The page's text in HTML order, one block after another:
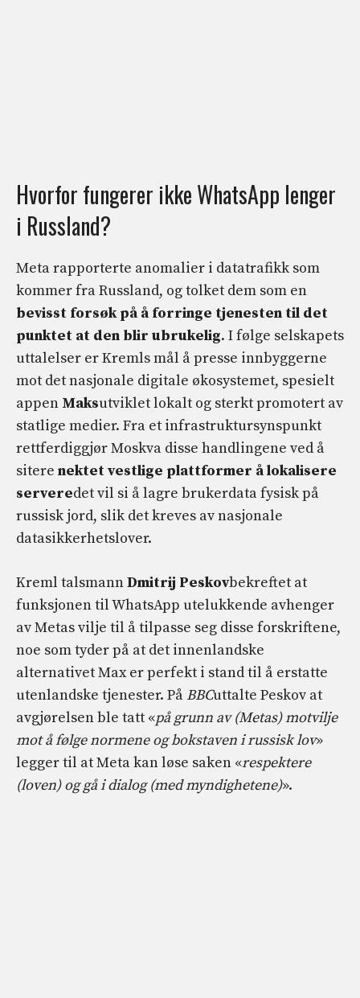
Hvorfor fungerer ikke WhatsApp lenger
i Russland?
Meta rapporterte anomalier i datatrafikk som
kommer fra Russland, og tolket dem som en
bevisst forsøk på å forringe tjenesten til det
punktet at den blir ubrukelig. I følge selskapets
uttalelser er Kremls mål å presse innbyggerne
mot det nasjonale digitale økosystemet, spesielt
appen Maksutviklet lokalt og sterkt promotert av
statlige medier. Fra et infrastruktursynspunkt
rettferdiggjør Moskva disse handlingene ved å
sitere nektet vestlige plattformer å lokalisere
serveredet vil si å lagre brukerdata fysisk på
russisk jord, slik det kreves av nasjonale
datasikkerhetslover.
Kreml talsmannDmitrij Peskovbekreftet at
funksjonen til WhatsApp utelukkende avhenger
av Metas vilje til å tilpasse seg disse forskriftene,
noe som tyder på at det innenlandske
alternativet Max er perfekt i stand til å erstatte
utenlandske tjenester. På BBCuttalte Peskov at
avgjørelsen ble tatt «på grunn av (Metas) motvilje
mot å følge normene og bokstaven i russisk lov»
legger til at Meta kan løse saken «respektere
(loven) og gå i dialog (med myndighetene)».